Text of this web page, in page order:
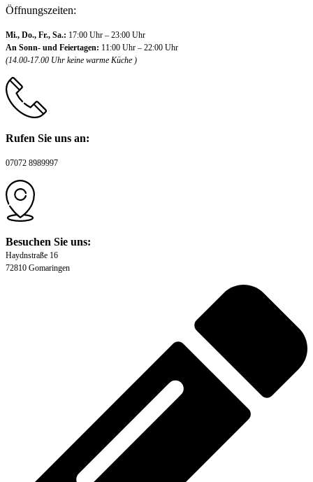
Öffnungszeiten:
Mi., Do., Fr., Sa.: 17:00 Uhr – 23:00 Uhr
An Sonn- und Feiertagen: 11:00 Uhr – 22:00 Uhr
(14.00-17.00 Uhr keine warme Küche )
Rufen Sie uns an:
07072 8989997
Besuchen Sie uns:
Haydnstraße 16
72810 Gomaringen